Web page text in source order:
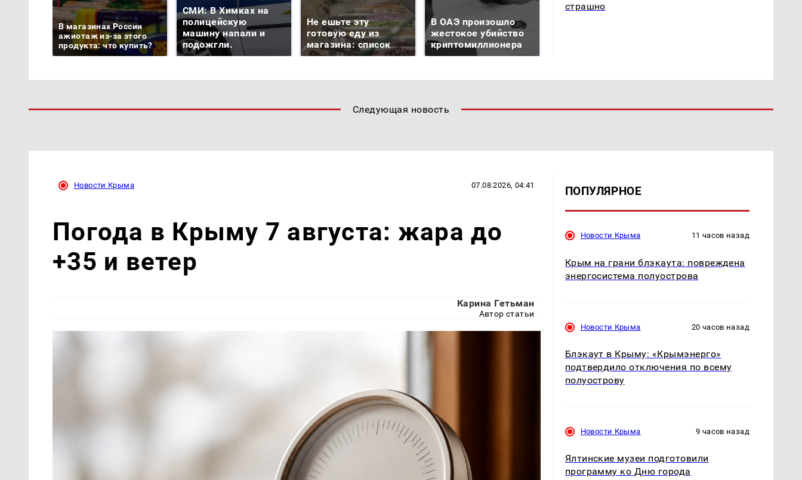
В магазинах России
ажиотаж из-за этого
продукта: что купить?
СМИ: В Химках на
полицейскую
машину напали и
подожгли.
Не ешьте эту
готовую еду из
магазина: список
В ОАЭ произошло
жестокое убийство
криптомиллионера
страшно
Следующая новость
Новости Крыма 07.08.2026, 04:41
Погода в Крыму 7 августа: жара до
+35 и ветер
Карина Гетьман
Автор статьи
ПОПУЛЯРНОЕ
Новости Крыма 11 часов назад
Крым на грани блэкаута: повреждена
энергосистема полуострова
Новости Крыма 20 часов назад
Блэкаут в Крыму: «Крымэнерго»
подтвердило отключения по всему
полуострову
Новости Крыма 9 часов назад
Ялтинские музеи подготовили
программу ко Дню города